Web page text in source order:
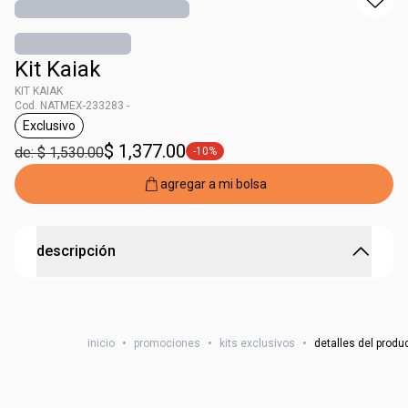
Kit Kaiak
KIT KAIAK
Cod. NATMEX-233283 -
etiqueta Exclusivo
Exclusivo
de: $ 1,530.00$ 1,377.00 etiqueta -10%
-10%
agregar a mi bolsa
descripción
inicio • promociones • kits exclusivos • detalles del